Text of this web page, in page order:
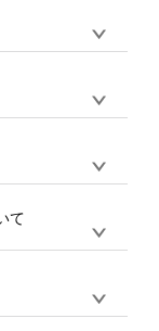
ん。AIで保存
ードして下さ
、メールなど
、製作数量が
当が、デザイ
サー
以下の場合
ださい)
・伝票番号を
で、直接配送業
い致します。
が適用され
額の1％が1ポ
注文時に1ポイ
ます。ポイン
、次回ご注文時
有効期限は一
10カ月のご注
大5%)が適用
（Tシャツのホ
ラル、ホワイト
ための処理剤
格で商品をお届
て
ザインのみ画
、またはAdobe